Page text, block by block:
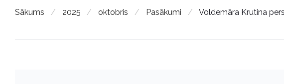
Sākums / 2025 / oktobris / Pasākumi / Voldemāra Krutina